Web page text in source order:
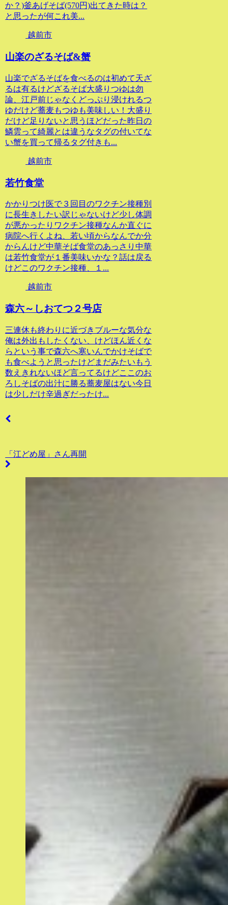
か？)釜あげそば(570円)出てきた時は？
と思ったが何これ美...
越前市
山楽のざるそば&蟹
山楽でざるそばを食べるのは初めて天ざ
るは有るけどざるそば大盛りつゆは勿
論、江戸前じゃなくどっぷり浸けれるつ
ゆだけど蕎麦もつゆも美味しい！大盛り
だけど足りないと思うほどだった昨日の
鱗雲って綺麗とは違うなタグの付いてな
い蟹を買って帰るタグ付きも...
越前市
若竹食堂
かかりつけ医で３回目のワクチン接種別
に長生きしたい訳じゃないけど少し体調
が悪かったりワクチン接種なんか直ぐに
病院へ行くよね、若い頃からなんでか分
からんけど中華そば食堂のあっさり中華
は若竹食堂が１番美味いかな？話は戻る
けどこのワクチン接種、１...
越前市
森六～しおてつ２号店
三連休も終わりに近づきブルーな気分な
俺は外出もしたくない、けどほん近くな
らという事で森六へ寒いんでかけそばで
も食べようと思ったけどまだみたいもう
数えきれないほど言ってるけどここのお
ろしそばの出汁に勝る蕎麦屋はない今日
は少しだけ辛過ぎだったけ...
「江どめ屋」さん再開